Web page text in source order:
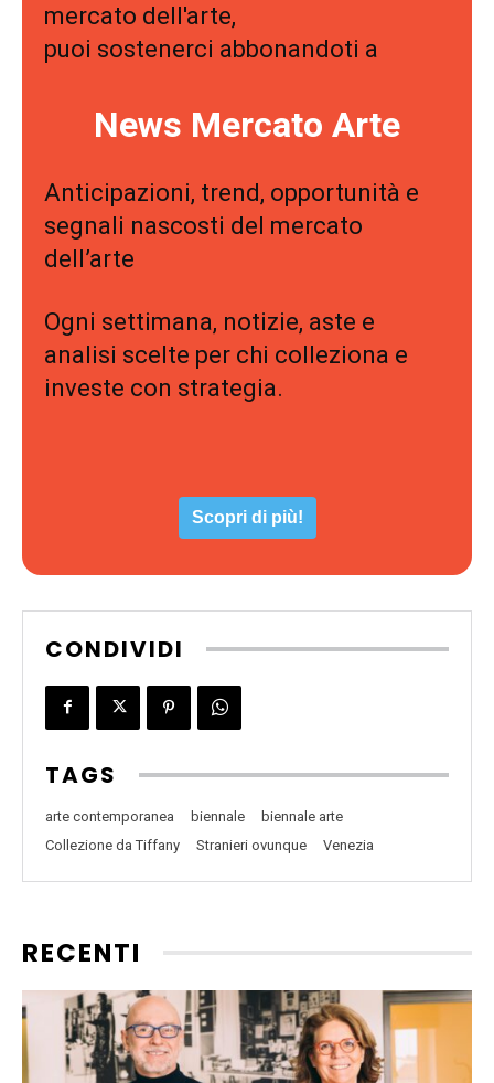
mercato dell'arte,
puoi sostenerci abbonandoti a
News Mercato Arte
Anticipazioni, trend, opportunità e
segnali nascosti del mercato
dell’arte
Ogni settimana, notizie, aste e
analisi scelte per chi colleziona e
investe con strategia.
Scopri di più!
CONDIVIDI
TAGS
arte contemporanea biennale
biennale arte
Collezione da Tiffany
Stranieri ovunque Venezia
RECENTI